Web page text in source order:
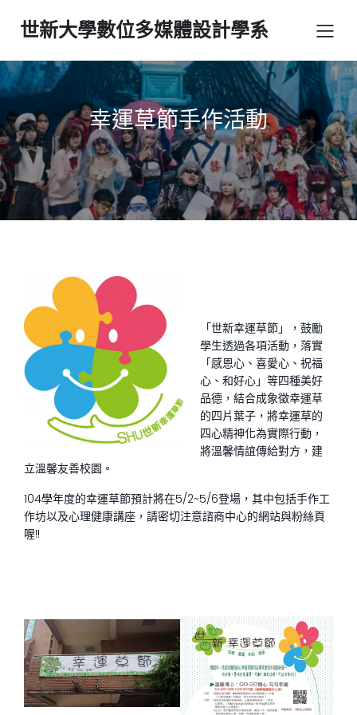
世新大學數位多媒體設計學系
幸運草節手作活動
「世新幸運草節」，鼓勵
學生透過各項活動，落實
「感恩心、喜愛心、祝福
心、和好心」等四種美好
品德，結合成象徵幸運草
的四片葉子，將幸運草的
四心精神化為實際行動，
將溫馨情誼傳給對方，建
立溫馨友善校園。
104學年度的幸運草節預計將在5/2~5/6登場，其中包括手作工
作坊以及心理健康講座，請密切注意諮商中心的網站與粉絲頁
喔!!